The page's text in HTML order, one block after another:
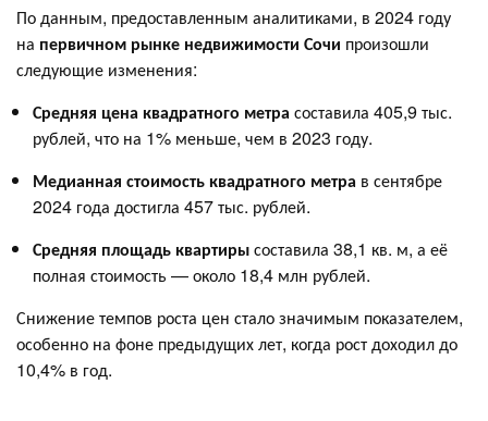
По данным, предоставленным аналитиками, в 2024 году
на первичном рынке недвижимости Сочи произошли
следующие изменения:
Средняя цена квадратного метра составила 405,9 тыс.
рублей, что на 1% меньше, чем в 2023 году.
Медианная стоимость квадратного метра в сентябре
2024 года достигла 457 тыс. рублей.
Средняя площадь квартирысоставила 38,1 кв. м, а её
полная стоимость — около 18,4 млн рублей.
Снижение темпов роста цен стало значимым показателем,
особенно на фоне предыдущих лет, когда рост доходил до
10,4% в год.